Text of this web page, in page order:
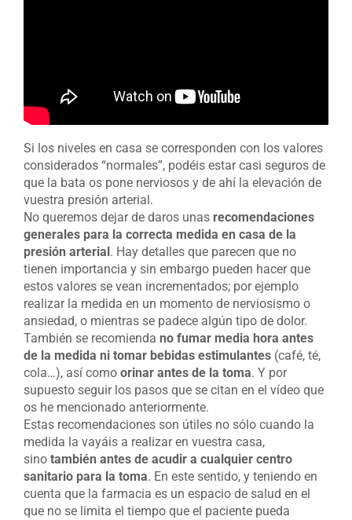
Si los niveles en casa se corresponden con los valores
considerados “normales”, podéis estar casi seguros de
que la bata os pone nerviosos y de ahí la elevación de
vuestra presión arterial.
No queremos dejar de daros unas recomendaciones
generales para la correcta medida en casa de la
presión arterial . Hay detalles que parecen que no
tienen importancia y sin embargo pueden hacer que
estos valores se vean incrementados; por ejemplo
realizar la medida en un momento de nerviosismo o
ansiedad, o mientras se padece algún tipo de dolor.
También se recomienda no fumar media hora antes
de la medida ni tomar bebidas estimulantes (café, té,
cola…), así como orinar antes de la toma. Y por
supuesto seguir los pasos que se citan en el vídeo que
os he mencionado anteriormente.
Estas recomendaciones son útiles no sólo cuando la
medida la vayáis a realizar en vuestra casa,
sino también antes de acudir a cualquier centro
sanitario para la toma. En este sentido, y teniendo en
cuenta que la farmacia es un espacio de salud en el
que no se limita el tiempo que el paciente pueda